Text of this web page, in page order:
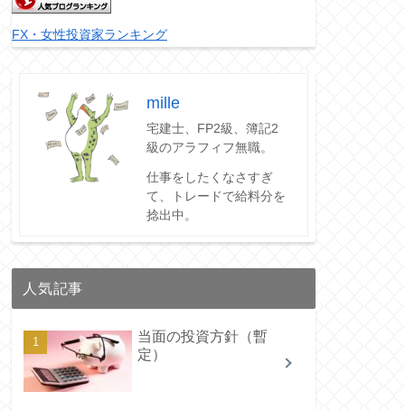
FX・女性投資家ランキング
mille
宅建士、FP2級、簿記2
級のアラフィフ無職。
仕事をしたくなさすぎ
て、トレードで給料分を
捻出中。
人気記事
当面の投資方針（暫
定）